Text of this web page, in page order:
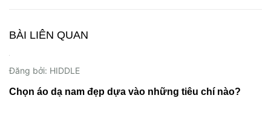
BÀI LIÊN QUAN
Đăng bởi: HIDDLE
Chọn áo dạ nam đẹp dựa vào những tiêu chí nào?